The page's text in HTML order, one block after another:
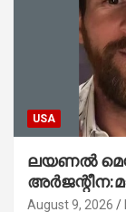
USA
ലയണൽ
അന്തരിച്ചു
August 9, 2026